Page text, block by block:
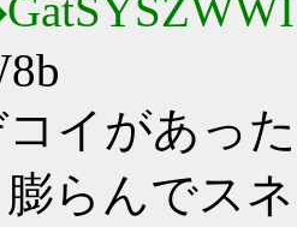
コイがあっ
らんでス